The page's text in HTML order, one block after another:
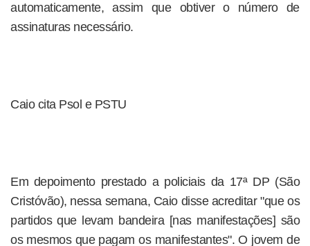
automaticamente, assim que obtiver o número de
assinaturas necessário.
Caio cita Psol e PSTU
Em depoimento prestado a policiais da 17ª DP (São
Cristóvão), nessa semana, Caio disse acreditar "que os
partidos que levam bandeira [nas manifestações] são
os mesmos que pagam os manifestantes". O jovem de